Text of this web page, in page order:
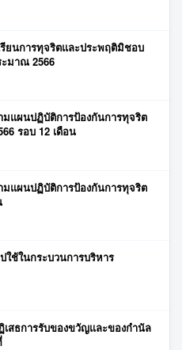
รียนการทุจริตและประพฤติมิชอบ
มาณ 2566
มแผนปฏิบัติการป้องกันการทุจริต
รอบ 12 เดือน
มแผนปฏิบัติการป้องกันการทุจริต
ใช้ในกระบวนการบริหาร
สธการรับของขวัญและของกำนัล